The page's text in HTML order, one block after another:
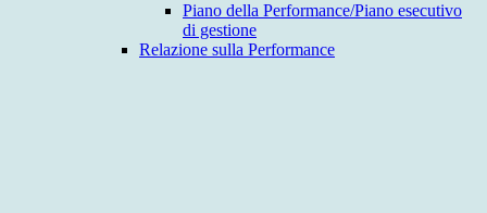
Piano della Performance/Piano esecutivo
di gestione
Relazione sulla Performance